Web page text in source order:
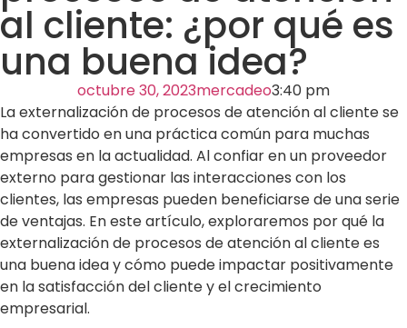
al cliente: ¿por qué es
una buena idea?
octubre 30, 2023mercadeo3:40 pm
La externalización de procesos de atención al cliente se
ha convertido en una práctica común para muchas
empresas en la actualidad. Al confiar en un proveedor
externo para gestionar las interacciones con los
clientes, las empresas pueden beneficiarse de una serie
de ventajas. En este artículo, exploraremos por qué la
externalización de procesos de atención al cliente es
una buena idea y cómo puede impactar positivamente
en la satisfacción del cliente y el crecimiento
empresarial.